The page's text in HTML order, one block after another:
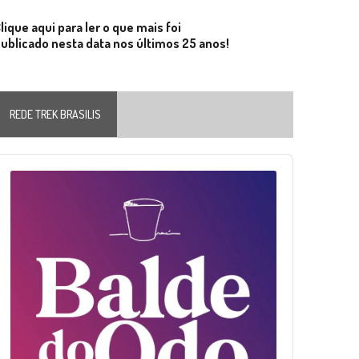
aqui para ler o que mais foi
nesta data nos últimos 25 anos!
REDE TREK BRASILIS
Player